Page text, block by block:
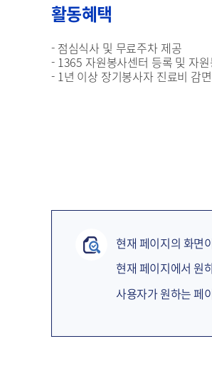
활동혜택
- 점심식사 및 무료주차 제공
- 1365 자원봉사센터 등록 및 자
- 1년 이상 장기봉사자 진료비 감
현재 페이지의 화면
현재 페이지에서 원
사용자가 원하는 페